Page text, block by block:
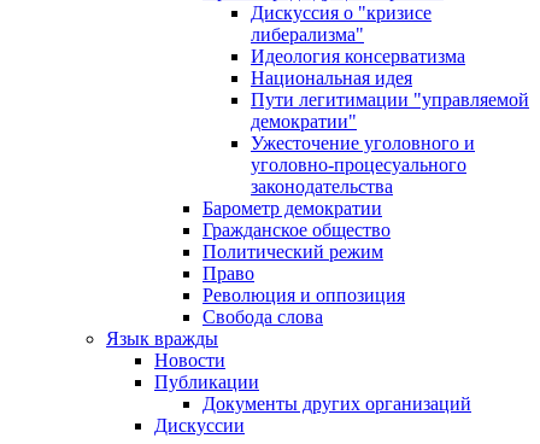
Дискуссия о "кризисе
либерализма"
Идеология консерватизма
Национальная идея
Пути легитимации "управляемой
демократии"
Ужесточение уголовного и
уголовно-процесуального
законодательства
Барометр демократии
Гражданское общество
Политический режим
Право
Революция и оппозиция
Свобода слова
Язык вражды
Новости
Публикации
Документы других организаций
Дискуссии